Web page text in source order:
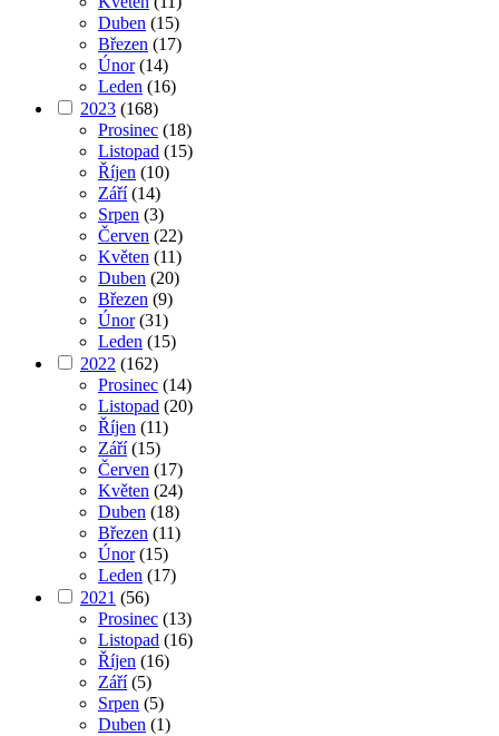
Duben (15)
Březen (17)
Únor(14)
Leden (16)
2023 (168)
Prosinec (18)
Listopad (15)
Říjen (10)
Září(14)
Srpen (3)
Červen (22)
Květen (11)
Duben (20)
Březen (9)
Únor(31)
Leden (15)
2022 (162)
Prosinec (14)
Listopad (20)
Říjen (11)
Září(15)
Červen (17)
Květen (24)
Duben (18)
Březen (11)
Únor(15)
Leden (17)
2021 (56)
Prosinec (13)
Listopad (16)
Říjen (16)
Září(5)
Srpen (5)
Duben (1)